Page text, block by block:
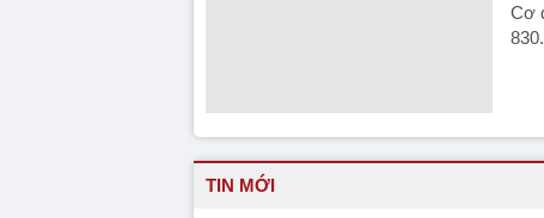
Cơ
TIN MỚI